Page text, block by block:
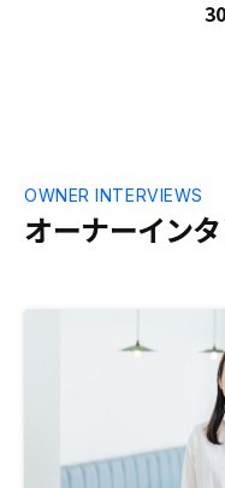
けると投資と居住を
オーナーイン
OWNER INTERVIEWS